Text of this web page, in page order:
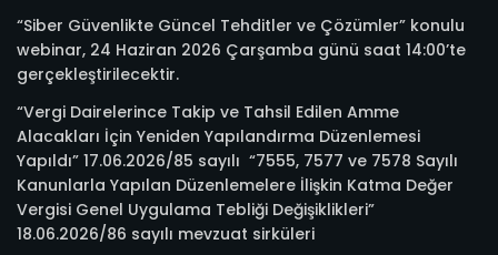
“Siber Güvenlikte Güncel Tehditler ve Çözümler” konulu
webinar, 24 Haziran 2026 Çarşamba günü saat 14:00’te
gerçekleştirilecektir.
“Vergi Dairelerince Takip ve Tahsil Edilen Amme
Alacakları İçin Yeniden Yapılandırma Düzenlemesi
Yapıldı” 17.06.2026/85 sayılı “7555, 7577 ve 7578 Sayılı
Kanunlarla Yapılan Düzenlemelere İlişkin Katma Değer
Vergisi Genel Uygulama Tebliği Değişiklikleri”
18.06.2026/86 sayılı mevzuat sirküleri